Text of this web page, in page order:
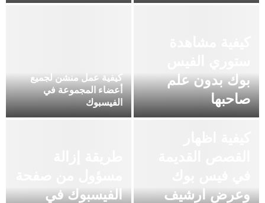
كيفية عمل منشن لجميع
أعضاء المجموعة في
الفيسبوك
بوك بدون علم
صاحبها
الفيسبوك في
وعرض ارشيف